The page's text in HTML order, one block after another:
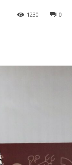
0
1230